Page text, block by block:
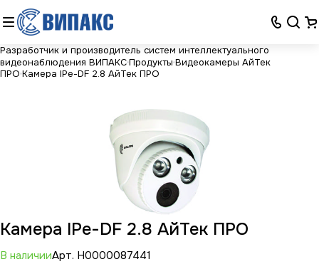
Разработчик и производитель систем интеллектуального
видеонаблюдения ВИПАКСПродукты Видеокамеры АйТек
ПРО Камера IPe-DF 2.8 АйТек ПРО
Камера IPe-DF 2.8 АйТек ПРО
В наличииАрт. Н0000087441